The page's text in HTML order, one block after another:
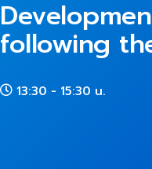
following
13:30 - 15:30 น.